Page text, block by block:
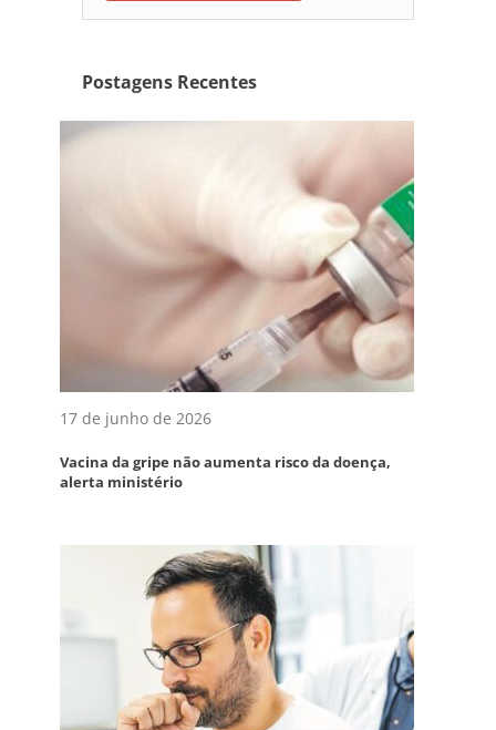
Postagens Recentes
17 de junho de 2026
Vacina da gripe não aumenta risco da doença,
alerta ministério